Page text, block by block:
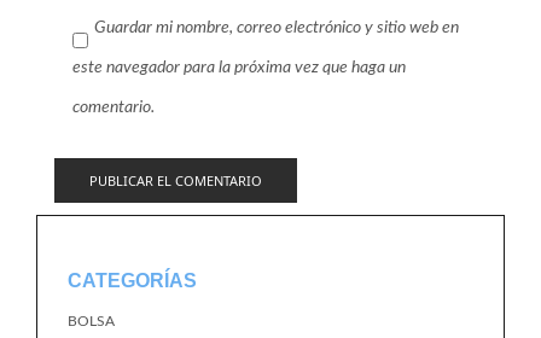
Guardar mi nombre, correo electrónico y sitio web en
este navegador para la próxima vez que haga un
comentario.
CATEGORÍAS
BOLSA